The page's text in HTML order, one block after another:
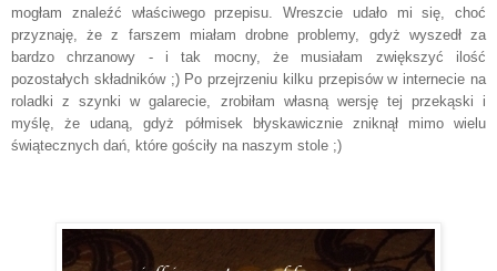
mogłam znaleźć właściwego przepisu. Wreszcie udało mi się, choć
przyznaję, że z farszem miałam drobne problemy, gdyż wyszedł za
bardzo chrzanowy - i tak mocny, że musiałam zwiększyć ilość
pozostałych składników ;) Po przejrzeniu kilku przepisów w internecie na
roladki z szynki w galarecie, zrobiłam własną wersję tej przekąski i
myślę, że udaną, gdyż półmisek błyskawicznie zniknął mimo wielu
świątecznych dań, które gościły na naszym stole ;)